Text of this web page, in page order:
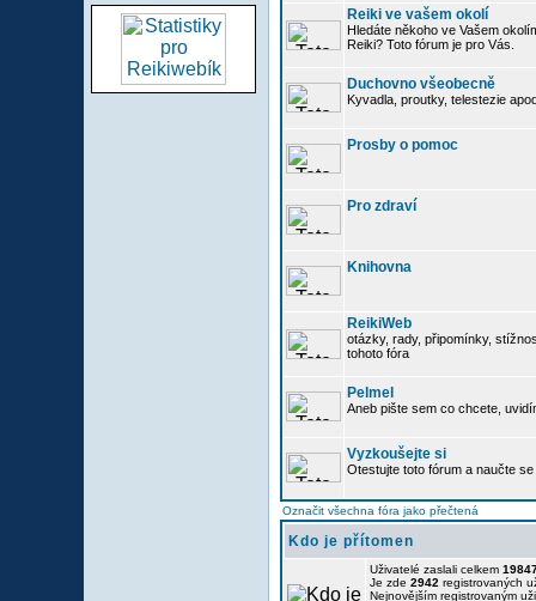
Reiki ve vašem okolí
Hledáte někoho ve Vašem
Reiki? Toto fórum je pro Vás.
Duchovno všeobecně
Kyvadla, proutky, telestezie
Prosby o pomoc
Pro zdraví
Knihovna
ReikiWeb
otázky, rady, připomínky,
tohoto fóra
Pelmel
Aneb pište sem co chcete,
Vyzkoušejte si
Otestujte toto fórum a naučte
Označit všechna fóra jako přečtená
Kdo je přítomen
Uživatelé zaslali celkem
Je zde 2942 registrovaných
Nejnovějším registrovaným